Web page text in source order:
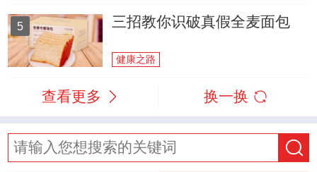
5 三招教你识破真假全麦面包
健康之路
查看更多 换一换